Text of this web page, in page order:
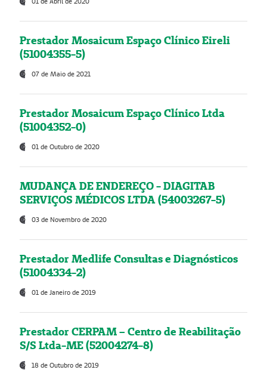
Prestador Mosaicum Espaço Clínico Eireli
(51004355-5)
07 de Maio de 2021
Prestador Mosaicum Espaço Clínico Ltda
(51004352-0)
01 de Outubro de 2020
MUDANÇA DE ENDEREÇO - DIAGITAB
SERVIÇOS MÉDICOS LTDA (54003267-5)
03 de Novembro de 2020
Prestador Medlife Consultas e Diagnósticos
(51004334-2)
01 de Janeiro de 2019
Prestador CERPAM – Centro de Reabilitação
S/S Ltda-ME (52004274-8)
18 de Outubro de 2019